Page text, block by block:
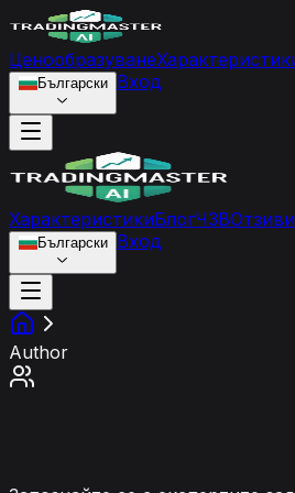
Ценообразуване
Български Вход
ХарактеристикиБлогЧЗВОтзиви
Български Вход
Author